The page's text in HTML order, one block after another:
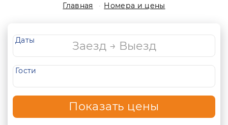
Главная Номера и цены
Даты
Гости
Показать цены